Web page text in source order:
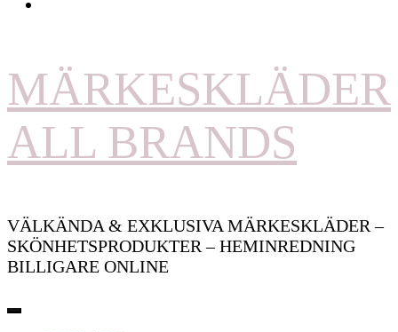
MÄRKESKLÄDER
ALL BRANDS
VÄLKÄNDA & EXKLUSIVA MÄRKESKLÄDER –
SKÖNHETSPRODUKTER – HEMINREDNING
BILLIGARE ONLINE